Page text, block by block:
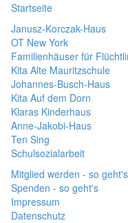
Startseite
Janusz-Korczak-Haus
OT New York
Familienhäuser für
Kita Alte Mauritzschule
Johannes-Busch-Haus
Kita Auf dem Dorn
Klaras Kinderhaus
Anne-Jakobi-Haus
Ten Sing
Schulsozialarbeit
Mitglied werden - so geht's
Spenden - so geht's
Impressum
Datenschutz